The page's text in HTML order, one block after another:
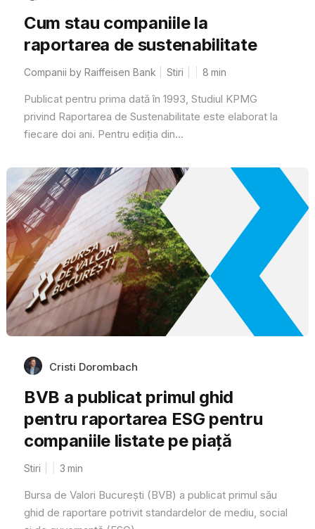
Cum stau companiile la
raportarea de sustenabilitate
Companii by Raiffeisen Bank Stiri 8 min
Publicat pentru prima dată în 1993, Studiul KPMG
privind Raportarea de Sustenabilitate este elaborat la
fiecare doi ani. Pentru ediția din...
Cristi Dorombach
BVB a publicat primul ghid
pentru raportarea ESG pentru
companiile listate pe piață
Stiri 3 min
Bursa de Valori Bucureşti (BVB) a publicat primul său
ghid de raportare potrivit standardelor de mediu, social